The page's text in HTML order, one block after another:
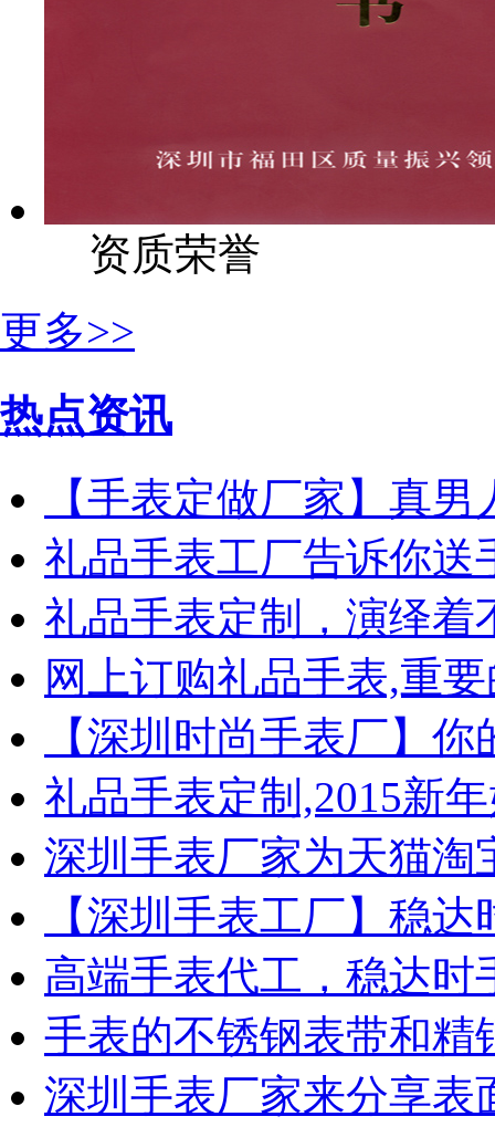
资质荣誉
更多>>
热点资讯
【手表定做厂家】真
礼品手表工厂告诉你送
礼品手表定制，演绎着
网上订购礼品手表,重
【深圳时尚手表厂】
礼品手表定制,2015新
深圳手表厂家为天猫淘
【深圳手表工厂】稳
高端手表代工，稳达时
手表的不锈钢表带和精
深圳手表厂家来分享表